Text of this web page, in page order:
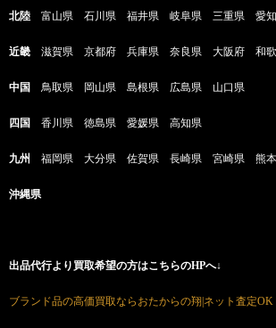
北陸 富山県 石川県 福井県 岐阜県 三重県 愛
近畿 滋賀県 京都府 兵庫県 奈良県 大阪府 和歌
中国 鳥取県 岡山県 島根県 広島県 山口県
四国 香川県 徳島県 愛媛県 高知県
九州 福岡県 大分県 佐賀県 長崎県 宮崎県 熊
沖縄県
出品代行より買取希望の方はこちらのHPへ↓
ブランド品の高価買取ならおたからの翔|ネット査定OK